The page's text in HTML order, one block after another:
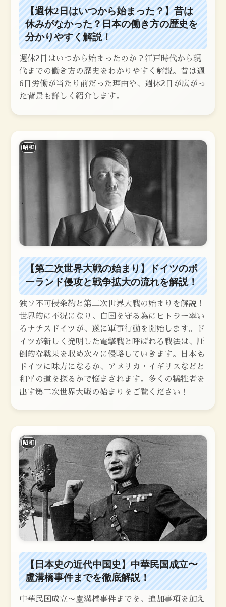
【週休2日はいつから始まった？】昔は
休みがなかった？日本の働き方の歴史を
分かりやすく解説！
週休2日はいつから始まったのか？江戸時代から現
代までの働き方の歴史をわかりやすく解説。昔は週
6日労働が当たり前だった理由や、週休2日が広がっ
た背景も詳しく紹介します。
昭和
【第二次世界大戦の始まり】ドイツのポ
ーランド侵攻と戦争拡大の流れを解説！
独ソ不可侵条約と第二次世界大戦の始まりを解説！
世界的に不況になり、自国を守る為にヒトラー率い
るナチスドイツが、遂に軍事行動を開始します。ド
イツが新しく発明した電撃戦と呼ばれる戦法は、圧
倒的な戦果を収め次々に侵略していきます。日本も
ドイツに味方になるか、アメリカ・イギリスなどと
和平の道を探るかで悩まされます。多くの犠牲者を
出す第二次世界大戦の始まりをご覧ください！
昭和
【日本史の近代中国史】中華民国成立〜
盧溝橋事件までを徹底解説！
中華民国成立〜盧溝橋事件までを、追加事項を加え